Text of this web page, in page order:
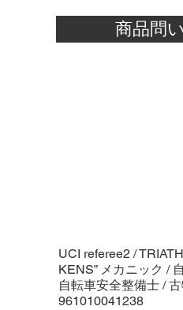
商品問
UCI referee2 /
KENS” メカニック /
自転車安全整備士 /
961010041238